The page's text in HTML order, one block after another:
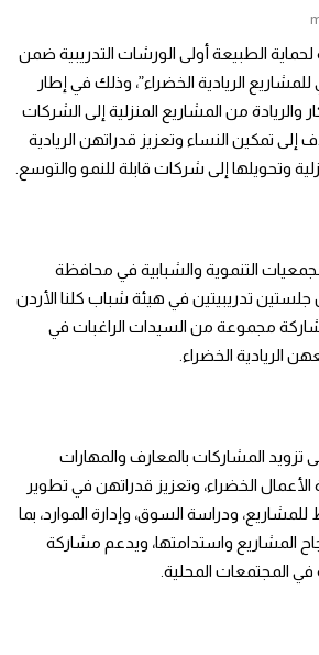
الطبيعة أولى الورشات التدريبية ضمن
الريادية الخضراء”، وذلك في إطار
والريادة من المشاريع المنزلية إلى الشركات
إلى تمكين النساء وتعزيز قدراتهن الريادية
وتحويلها إلى شركات قابلة للنمو والتوسع.
التنموية والشبابية في محافظة
تدريبيتين في هيئة شباب كلنا الأردن
مجموعة من السيدات الراغبات في
الريادية الخضراء.
تزويد المشاركات بالمعارف والمهارات
الخضراء، وتعزيز قدراتهن في تطوير
ودراسة السوق، وإدارة الموارد، بما
المشاريع واستدامتها، ويدعم مشاركة
في المجتمعات المحلية.